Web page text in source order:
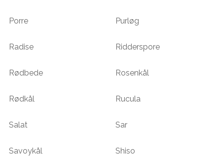
Porre Purløg
Radise Ridderspore
Rødbede Rosenkål
Rødkål Rucula
Salat Sar
Savoykål Shiso